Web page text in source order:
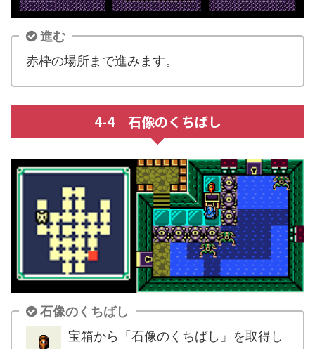
進む
赤枠の場所まで進みます。
4-4 石像のくちばし
石像のくちばし
宝箱から「石像のくちばし」を取得し